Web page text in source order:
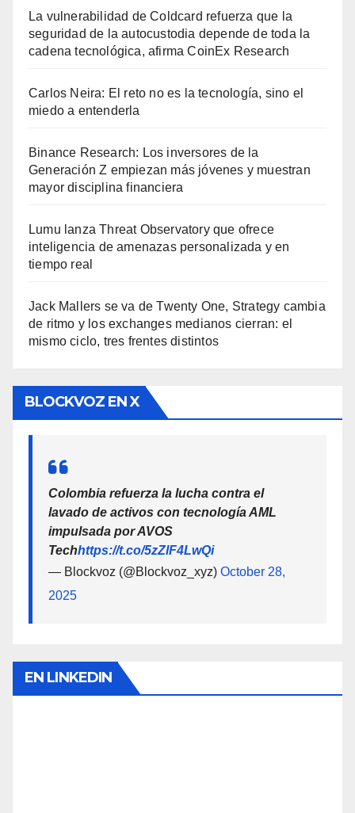
La vulnerabilidad de Coldcard refuerza que la
seguridad de la autocustodia depende de toda la
cadena tecnológica, afirma CoinEx Research
Carlos Neira: El reto no es la tecnología, sino el
miedo a entenderla
Binance Research: Los inversores de la
Generación Z empiezan más jóvenes y muestran
mayor disciplina financiera
Lumu lanza Threat Observatory que ofrece
inteligencia de amenazas personalizada y en
tiempo real
Jack Mallers se va de Twenty One, Strategy cambia
de ritmo y los exchanges medianos cierran: el
mismo ciclo, tres frentes distintos
BLOCKVOZ EN X
Colombia refuerza la lucha contra el
lavado de activos con tecnología AML
impulsada por AVOS
Techhttps://t.co/5zZlF4LwQi
— Blockvoz (@Blockvoz_xyz) October 28,
2025
EN LINKEDIN